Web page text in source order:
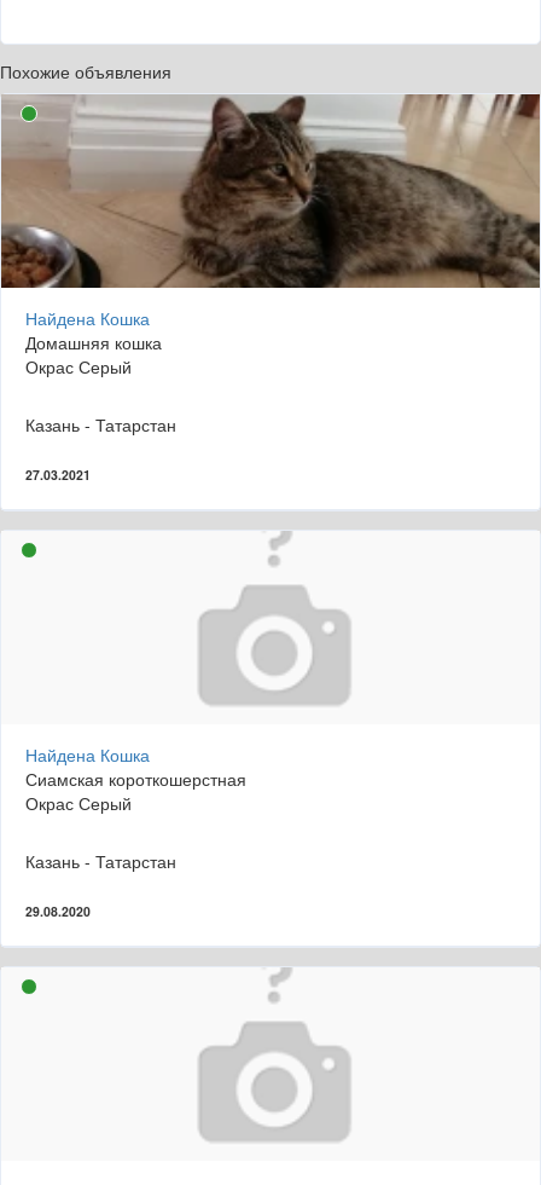
Похожие объявления
Найдена Кошка
Домашняя кошка
Окрас Серый
Казань - Татарстан
27.03.2021
Найдена Кошка
Сиамская короткошерстная
Окрас Серый
Казань - Татарстан
29.08.2020